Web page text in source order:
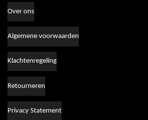
Over ons
Algemene voorwaarden
Klachtenregeling
Retourneren
Privacy Statement